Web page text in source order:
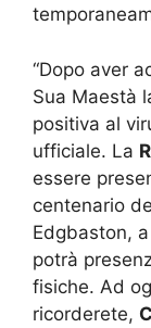
“Dopo aver
Sua Maestà
positiva al
ufficiale. La
essere
centenario
Edgbaston,
potrà
fisiche. Ad
ricorderete,